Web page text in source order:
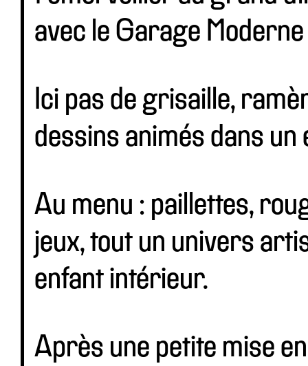
avec le Garage
Ici pas de grisaille,
dessins animés dans un
Au menu : paillettes,
jeux, tout un univers
enfant intérieur.
Après une petite mise